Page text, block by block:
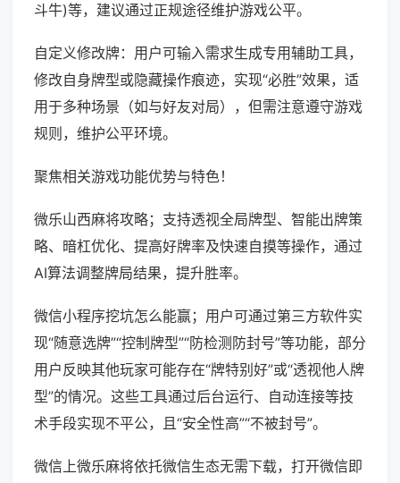
斗牛)等，建议通过正规途径维护游戏公平。
自定义修改牌：用户可输入需求生成专用辅助工具，
修改自身牌型或隐藏操作痕迹，实现“必胜”效果，适
用于多种场景（如与好友对局），但需注意遵守游戏
规则，维护公平环境。
聚焦相关游戏功能优势与特色！
微乐山西麻将攻略；支持透视全局牌型、智能出牌策
略、暗杠优化、提高好牌率及快速自摸等操作，通过
AI算法调整牌局结果，提升胜率。
微信小程序挖坑怎么能赢；用户可通过第三方软件实
现“随意选牌”“控制牌型”“防检测防封号”等功能，部分
用户反映其他玩家可能存在“牌特别好”或“透视他人牌
型”的情况。这些工具通过后台运行、自动连接等技
术手段实现不平公，且“安全性高”“不被封号”。
微信上微乐麻将依托微信生态无需下载，打开微信即